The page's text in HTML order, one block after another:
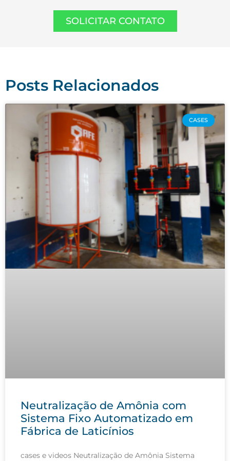
SOLICITAR CONTATO
Posts Relacionados
CASES
Neutralização de Amônia com
Sistema Fixo Automatizado em
Fábrica de Laticínios
cases e videos Neutralização de Amônia Sistema